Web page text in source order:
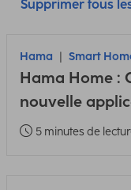
Supprimer tous
Hama Smart
Hama Home :
nouvelle
5 minutes de